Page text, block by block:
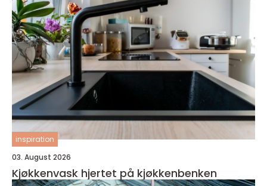
inspiration
03. August 2026
Kjøkkenvask hjertet på kjøkkenbenken